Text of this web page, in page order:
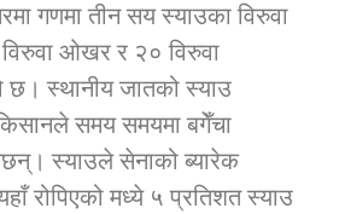
गणमा तीन सय स्याउका विरुवा
ओखर र २० विरुवा
छ। स्थानीय जातको स्याउ
समय समयमा बगेँचा
स्याउले सेनाको ब्यारेक
रोपिएको मध्ये ५ प्रतिशत स्याउ